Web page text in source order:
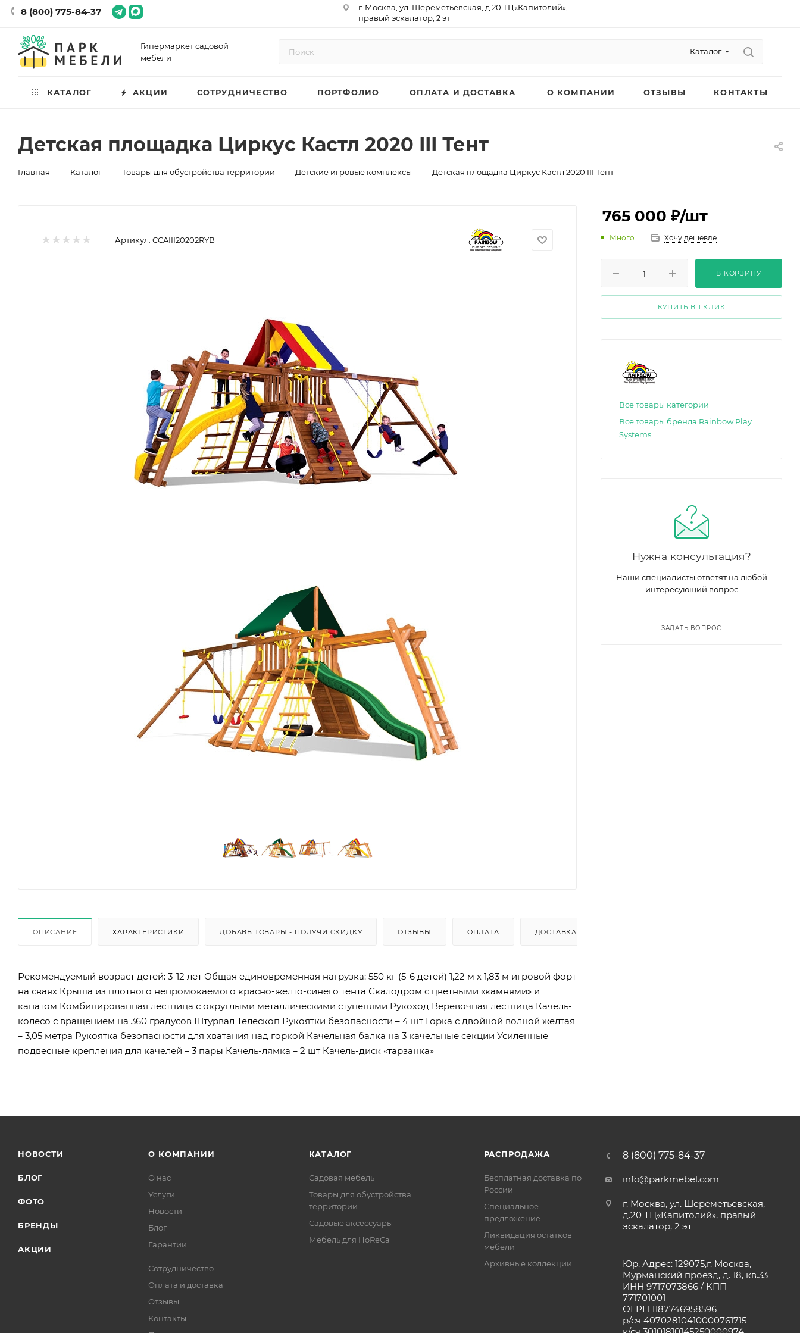
8 (800) 775-84-37
г. Москва, ул. Шереметьевская, д.20 ТЦ«Капитолий»,
правый эскалатор, 2 эт
р/сч 40702810410000761715
Гипермаркет садовой
мебели
Каталог
КАТАЛОГ АКЦИИ СОТРУДНИЧЕСТВО ПОРТФОЛИО ОПЛАТА И ДОСТАВКА О КОМПАНИИ ОТЗЫВЫ КОНТАКТЫ
Детская площадка Циркус Кастл 2020 III Тент
Главная — Каталог — Товары для обустройства территории — Детские игровые комплексы — Детская площадка Циркус Кастл 2020 III Тент
Артикул: CCAIII20202RYB
ОПИСАНИЕ ХАРАКТЕРИСТИКИ ДОБАВЬ ТОВАРЫ - ПОЛУЧИ СКИДКУ ОТЗЫВЫ ОПЛАТА ДОСТАВКА
Рекомендуемый возраст детей: 3-12 лет Общая единовременная нагрузка: 550 кг (5-6 детей) 1,22 м х 1,83 м игровой форт
на сваях Крыша из плотного непромокаемого красно-желто-синего тента Скалодром с цветными «камнями» и
канатом Комбинированная лестница с округлыми металлическими ступенями Рукоход Веревочная лестница Качель-
колесо с вращением на 360 градусов Штурвал Телескоп Рукоятки безопасности – 4 шт Горка с двойной волной желтая
– 3,05 метра Рукоятка безопасности для хватания над горкой Качельная балка на 3 качельные секции Усиленные
подвесные крепления для качелей – 3 пары Качель-лямка – 2 шт Качель-диск «тарзанка»
765 000 ₽/шт
Много Хочу дешевле
В КОРЗИНУ
КУПИТЬ В 1 КЛИК
Все товары категории
Все товары бренда Rainbow Play
Systems
Нужна консультация?
Наши специалисты ответят на любой
интересующий вопрос
ЗАДАТЬ ВОПРОС
НОВОСТИ
БЛОГ
ФОТО
БРЕНДЫ
АКЦИИ
О КОМПАНИИ
О нас
Услуги
Новости
Блог
Гарантии
Сотрудничество
Оплата и доставка
Отзывы
Контакты
КАТАЛОГ
Садовая мебель
Товары для обустройства
территории
Садовые аксессуары
Мебель для HoReCa
РАСПРОДАЖА
Бесплатная доставка по
России
Специальное
предложение
Ликвидация остатков
мебели
Архивные коллекции
8 (800) 775-84-37
info@parkmebel.com
г. Москва, ул. Шереметьевская,
д.20 ТЦ«Капитолий», правый
эскалатор, 2 эт
Юр. Адрес: 129075,г. Москва,
Мурманский проезд, д. 18, кв.33
ИНН 9717073866 / КПП
771701001
ОГРН 1187746958596
р/сч 40702810410000761715